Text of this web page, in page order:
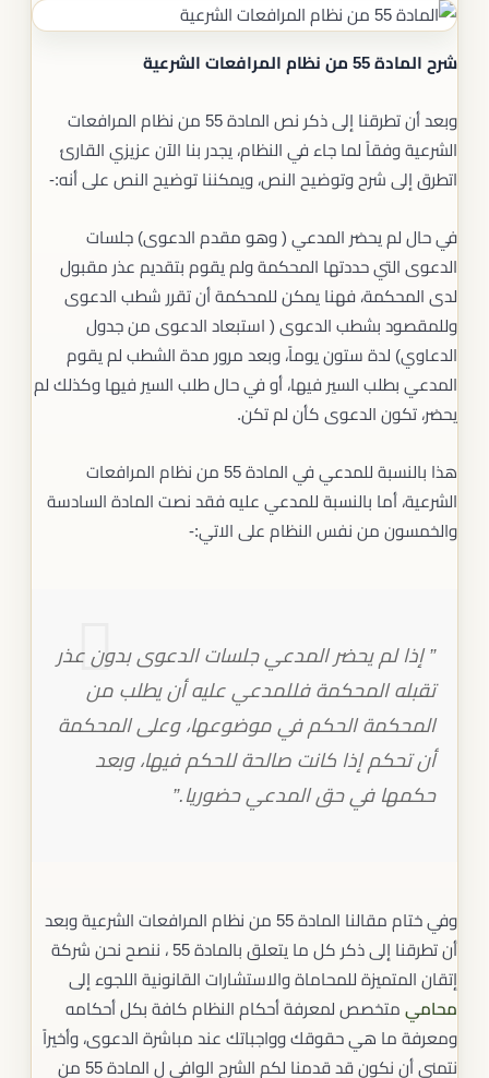
شرح المادة 55 من نظام المرافعات الشرعية
وبعد أن تطرقنا إلى ذكر نص المادة 55 من نظام المرافعات
الشرعية وفقاً لما جاء في النظام، يجدر بنا الآن عزيزي القارئ
اتطرق إلى شرح وتوضيح النص، ويمكننا توضيح النص على أنه:-
في حال لم يحضر المدعي ( وهو مقدم الدعوى) جلسات
الدعوى التي حددتها المحكمة ولم يقوم بتقديم عذر مقبول
لدى المحكمة، فهنا يمكن للمحكمة أن تقرر شطب الدعوى
وللمقصود بشطب الدعوى ( استبعاد الدعوى من جدول
الدعاوي) لدة ستون يوماً، وبعد مرور مدة الشطب لم يقوم
المدعي بطلب السير فيها، أو في حال طلب السير فيها وكذلك لم
يحضر، تكون الدعوى كأن لم تكن.
هذا بالنسبة للمدعي في المادة 55 من نظام المرافعات
الشرعية، أما بالنسبة للمدعي عليه فقد نصت المادة السادسة
والخمسون من نفس النظام على الاتي:-
” إذا لم يحضر المدعي جلسات الدعوى بدون عذر
تقبله المحكمة فللمدعي عليه أن يطلب من
المحكمة الحكم في موضوعها، وعلى المحكمة
أن تحكم إذا كانت صالحة للحكم فيها، وبعد
حكمها في حق المدعي حضوريا.”
وفي ختام مقالنا المادة 55 من نظام المرافعات الشرعية وبعد
أن تطرقنا إلى ذكر كل ما يتعلق بالمادة 55 ، ننصح نحن شركة
إتقان المتميزة للمحاماة والاستشارات القانونية اللجوء إلى
محامي متخصص لمعرفة أحكام النظام كافة بكل أحكامه
ومعرفة ما هي حقوقك وواجباتك عند مباشرة الدعوى، وأخيراً
نتمنى أن نكون قد قدمنا لكم الشرح الوافي ل المادة 55 من